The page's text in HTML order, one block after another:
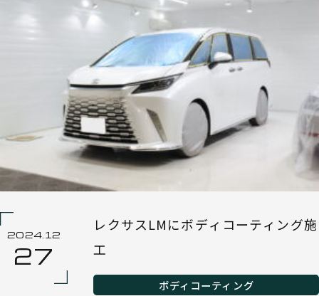
2024.12
27
レクサスLMにボディコーティング施
工
ボディコーティング